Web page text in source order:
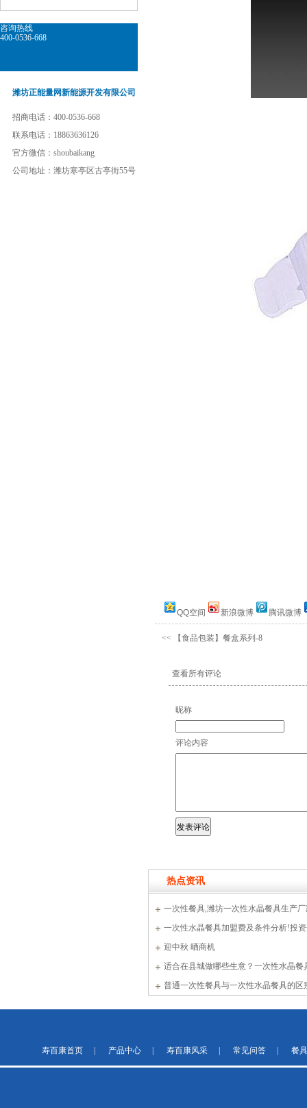
咨询热线
400-0536-668
潍坊正能量网新能源开发有限公司
招商电话：400-0536-668
联系电话：18863636126
官方微信：shoubaikang
公司地址：潍坊寒亭区古亭街55号
QQ空间 新浪微博 腾讯微博
<< 【食品包装】餐盒系列-8
查看所有评论
昵称
评论内容
热点资讯
一次性餐具,潍坊一次性水晶餐具生产厂家
一次性水晶餐具加盟费及条件分析!投
迎中秋 晒商机
适合在县城做哪些生意？一次性水晶
普通一次性餐具与一次性水晶餐具的区
寿百康首页 产品中心 寿百康风采 常见问答 餐